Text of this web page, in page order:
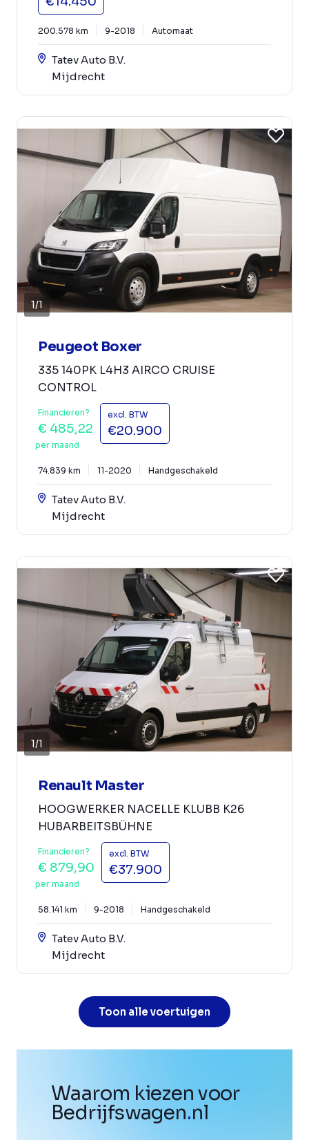
200.578 km 9-2018 Automaat
Tatev Auto B.V.
Mijdrecht
1/1
Peugeot Boxer
335 140PK L4H3 AIRCO CRUISE
CONTROL
Financieren?
€ 485,22
per maand
excl. BTW
€20.900
74.839 km 11-2020 Handgeschakeld
Tatev Auto B.V.
Mijdrecht
1/1
Renault Master
HOOGWERKER NACELLE KLUBB K26
HUBARBEITSBÜHNE
Financieren?
€ 879,90
per maand
excl. BTW
€37.900
58.141 km 9-2018 Handgeschakeld
Tatev Auto B.V.
Mijdrecht
Toon alle voertuigen
Waarom kiezen voor
Bedrijfswagen.nl